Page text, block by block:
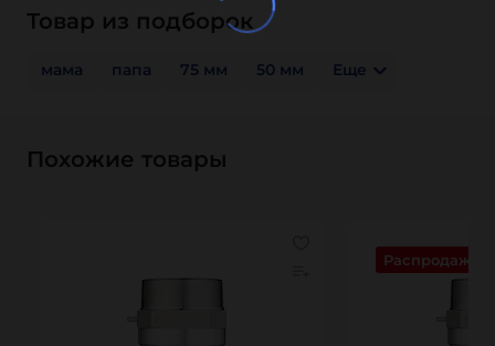
Товар из подборок
мама папа 75 мм 50 мм Еще
Похожие товары
Распродажа